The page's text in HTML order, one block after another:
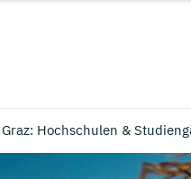
Hochschulen &